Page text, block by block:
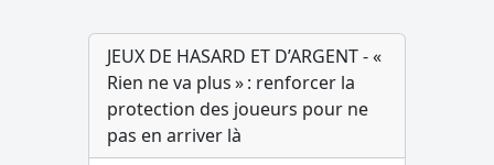
JEUX DE HASARD ET D’ARGENT - «
Rien ne va plus » : renforcer la
protection des joueurs pour ne
pas en arriver là